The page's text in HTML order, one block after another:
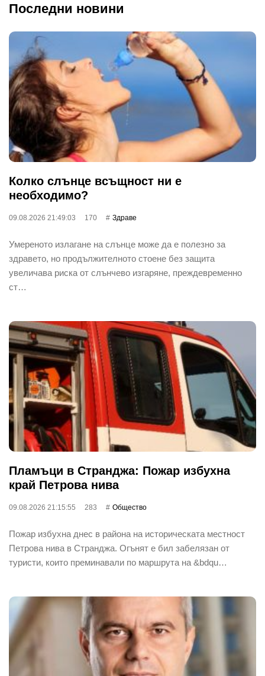
Последни новини
Колко слънце всъщност ни е
необходимо?
09.08.2026 21:49:03 170 Здраве
Умереното излагане на слънце може да е полезно за
здравето, но продължителното стоене без защита
увеличава риска от слънчево изгаряне, преждевременно
ст…
Пламъци в Странджа: Пожар избухна
край Петрова нива
09.08.2026 21:15:55 283 Общество
Пожар избухна днес в района на историческата местност
Петрова нива в Странджа. Огънят е бил забелязан от
туристи, които преминавали по маршрута на &bdqu…